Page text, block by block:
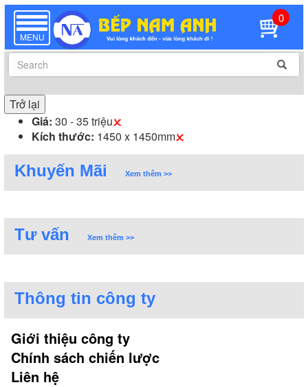
TOGGLE
NAVIGATION
MENU
0
Trở lại
Giá: 30 - 35 triệu
Kích thước: 1450 x 1450mm
Khuyến Mãi Xem thêm >>
Tư vấn Xem thêm >>
Thông tin công ty
Giới thiệu công ty
Chính sách chiến lược
Liên hệ